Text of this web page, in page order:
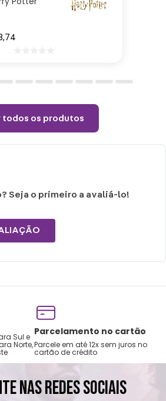
de uso:
esponja macia e
podem trincar ou
pois trata-se de um
,74
todos os produtos
Seja o primeiro a avaliá-lo!
Sul e
Norte,
Parcelamento no cartão
Parcele em até 12x sem juros no
cartão de crédito
NAS REDES SOCIAIS